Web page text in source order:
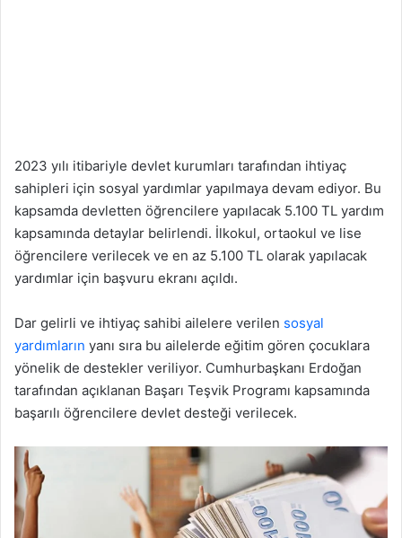
2023 yılı itibariyle devlet kurumları tarafından ihtiyaç
sahipleri için sosyal yardımlar yapılmaya devam ediyor. Bu
kapsamda devletten öğrencilere yapılacak 5.100 TL yardım
kapsamında detaylar belirlendi. İlkokul, ortaokul ve lise
öğrencilere verilecek ve en az 5.100 TL olarak yapılacak
yardımlar için başvuru ekranı açıldı.
Dar gelirli ve ihtiyaç sahibi ailelere verilen sosyal
yardımların yanı sıra bu ailelerde eğitim gören çocuklara
yönelik de destekler veriliyor. Cumhurbaşkanı Erdoğan
tarafından açıklanan Başarı Teşvik Programı kapsamında
başarılı öğrencilere devlet desteği verilecek.